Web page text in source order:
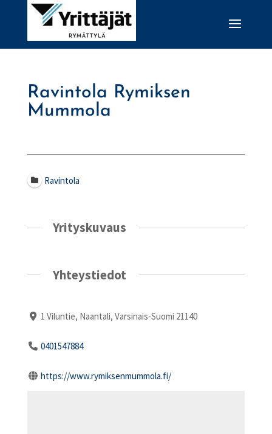
Ravintola Rymiksen
Mummola
Ravintola
Yrityskuvaus
Yhteystiedot
1 Viluntie, Naantali, Varsinais-Suomi 21140
0401547884
https://www.rymiksenmummola.fi/